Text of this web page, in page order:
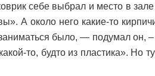
себе выбрал и место в
А около него какие-то
было, — подумал он, –
то, будто из пластика». Но